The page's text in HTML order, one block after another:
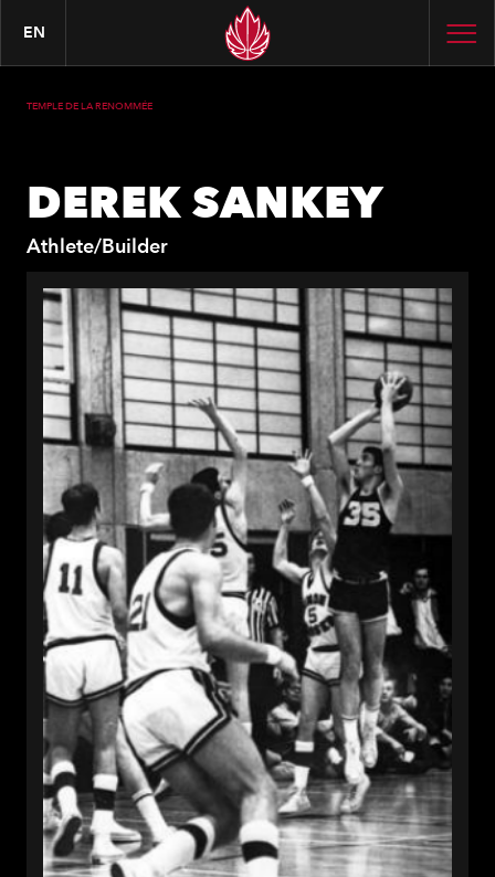
EN
TEMPLE DE LA RENOMMÉE
DEREK SANKEY
Athlete/Builder